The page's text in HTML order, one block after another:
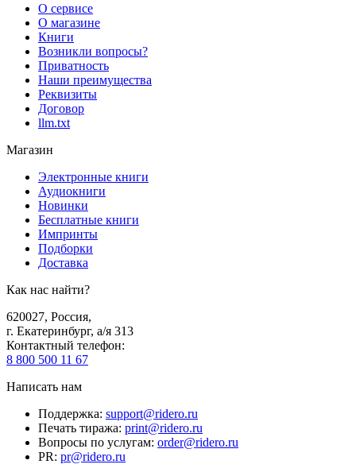
О сервисе
О магазине
Книги
Возникли вопросы?
Приватность
Наши преимущества
Реквизиты
Договор
llm.txt
Магазин
Электронные книги
Аудиокниги
Новинки
Бесплатные книги
Импринты
Подборки
Доставка
Как нас найти?
620027, Россия,
г. Екатеринбург, а/я 313
Контактный телефон:
8 800 500 11 67
Написать нам
Поддержка: support@ridero.ru
Печать тиража: print@ridero.ru
Вопросы по услугам: order@ridero.ru
PR: pr@ridero.ru